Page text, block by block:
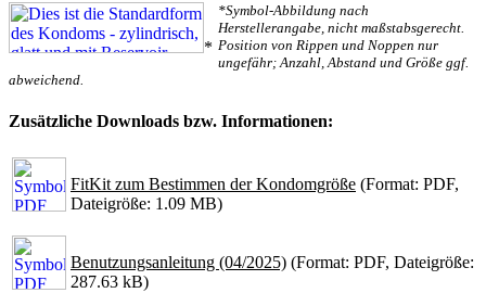
*
*Symbol-Abbildung nach
Herstellerangabe, nicht maßstabsgerecht.
Position von Rippen und Noppen nur
ungefähr; Anzahl, Abstand und Größe ggf.
abweichend.
Zusätzliche Downloads bzw. Informationen:
FitKit zum Bestimmen der Kondomgröße (Format: PDF,
Dateigröße: 1.09 MB)
Benutzungsanleitung (04/2025) (Format: PDF, Dateigröße:
287.63 kB)